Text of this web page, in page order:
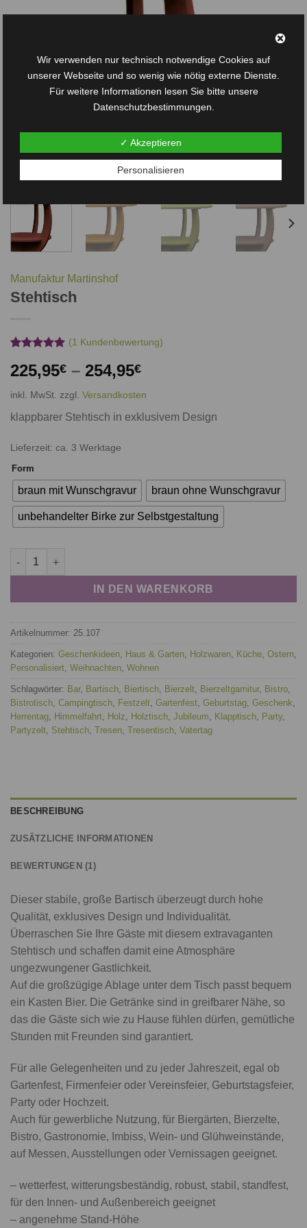
Manufaktur Martinshof
Stehtisch
mit5.00
von 5,
basierend
Kundenbewertung
(1 Kundenbewertung)
225,95€ – 254,95€
inkl. MwSt. zzgl. Versandkosten
klappbarer Stehtisch in exklusivem Design
Lieferzeit: ca. 3 Werktage
Form
braun mit Wunschgravur braun ohne Wunschgravur
unbehandelter Birke zur Selbstgestaltung
Stehtisch Menge
IN DEN WARENKORB
Artikelnummer: 25.107
Kategorien: Geschenkideen, Haus & Garten, Holzwaren, Küche, Ostern,
Personalisiert, Weihnachten, Wohnen
Schlagwörter: Bar, Bartisch, Biertisch, Bierzelt, Bierzeltgarnitur, Bistro,
Bistrotisch, Campingtisch, Festzelt, Gartenfest, Geburtstag, Geschenk,
Herrentag, Himmelfahrt, Holz, Holztisch, Jubileum, Klapptisch, Party,
Partyzelt, Stehtisch, Tresen, Tresentisch, Vatertag
BESCHREIBUNG
ZUSÄTZLICHE INFORMATIONEN
BEWERTUNGEN (1)
Dieser stabile, große Bartisch überzeugt durch hohe
Qualität, exklusives Design und Individualität.
Überraschen Sie Ihre Gäste mit diesem extravaganten
Stehtisch und schaffen damit eine Atmosphäre
ungezwungener Gastlichkeit.
Auf die großzügige Ablage unter dem Tisch passt bequem
ein Kasten Bier. Die Getränke sind in greifbarer Nähe, so
das die Gäste sich wie zu Hause fühlen dürfen, gemütliche
Stunden mit Freunden sind garantiert.
Für alle Gelegenheiten und zu jeder Jahreszeit, egal ob
Gartenfest, Firmenfeier oder Vereinsfeier, Geburtstagsfeier,
Party oder Hochzeit.
Auch für gewerbliche Nutzung, für Biergärten, Bierzelte,
Bistro, Gastronomie, Imbiss, Wein- und Glühweinstände,
auf Messen, Ausstellungen oder Vernissagen geeignet.
– wetterfest, witterungsbeständig, robust, stabil, standfest,
für den Innen- und Außenbereich geeignet
– angenehme Stand-Höhe
Wir verwenden nur technisch notwendige Cookies auf
unserer Webseite und so wenig wie nötig externe Dienste.
Für weitere Informationen lesen Sie bitte unsere
Datenschutzbestimmungen.
✓ Akzeptieren
Personalisieren